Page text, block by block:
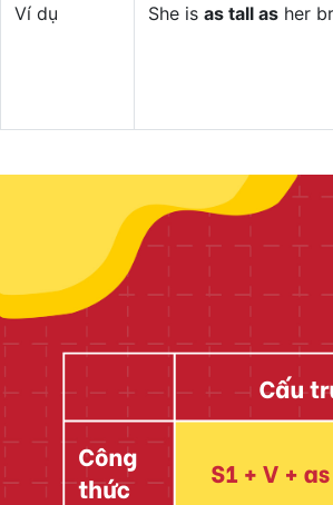
Ví dụ She is as tall as her